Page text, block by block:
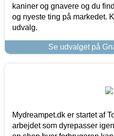
kaniner og gnavere og du
og nyeste ting på markedet.
udvalg.
Se udvalget på
Mydreampet.dk er startet af
arbejdet som dyrepasser